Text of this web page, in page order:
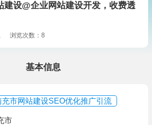
建设@企业网站建设开发，收费透
浏览次数：8
基本信息
充市网站建设SEO优化推广引流
市